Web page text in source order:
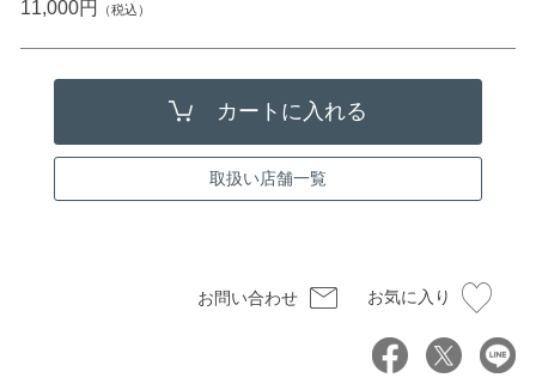
11,000円 （税込）
取扱い店舗一覧
お問い合わせ お気に入り